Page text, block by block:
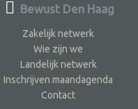
Bewust Den Haag
Zakelijk netwerk
Wie zijn we
Landelijk netwerk
Inschrijven maandagenda
Contact